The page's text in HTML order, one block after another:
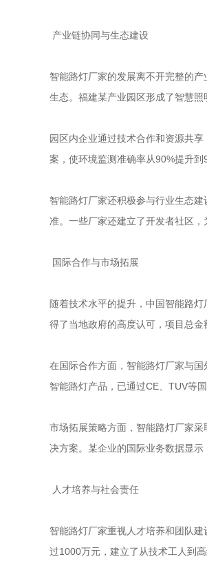
产业链协同与生态建设
智能路灯厂家的发展离不开完整的
生态。福建某产业园区形成了智慧
园区内企业通过技术合作和资源共
案，使环境监测准确率从90%提升
智能路灯厂家还积极参与行业生态
准。一些厂家还建立了开发者社区
国际合作与市场拓展
随着技术水平的提升，中国智能路
得了当地政府的高度认可，项目总
在国际合作方面，智能路灯厂家与
智能路灯产品，已通过CE、TUV等
市场拓展策略方面，智能路灯厂家
决方案。某企业的国际业务数据显
人才培养与社会责任
智能路灯厂家重视人才培养和团队
过1000万元，建立了从技术工人到